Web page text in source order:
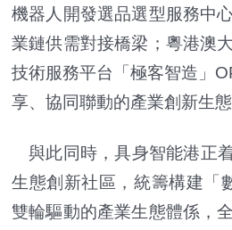
機器人開發選品選型服務中
業鏈供需對接橋梁；粵港澳
技術服務平台「極客智造」
享、協同聯動的產業創新生態
與此同時，具身智能港正
生態創新社區，統籌構建「
雙輪驅動的產業生態體係，